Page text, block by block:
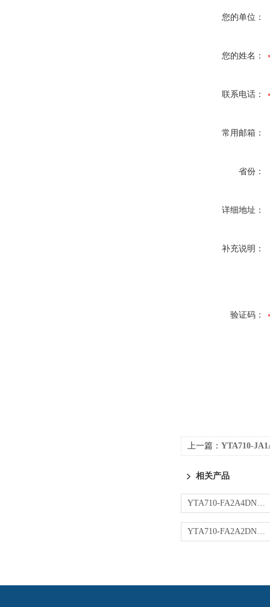
您的单位：
您的姓名：
联系电话：
常用邮箱：
省份：
详细地址：
补充说明：
验证码：
上一篇： YTA710-
相关产品
YTA710-FA2A4DN变送器
YTA710-FA2A2DN变送器